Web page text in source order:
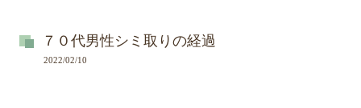
７０代男性シミ取りの経過
2022/02/10